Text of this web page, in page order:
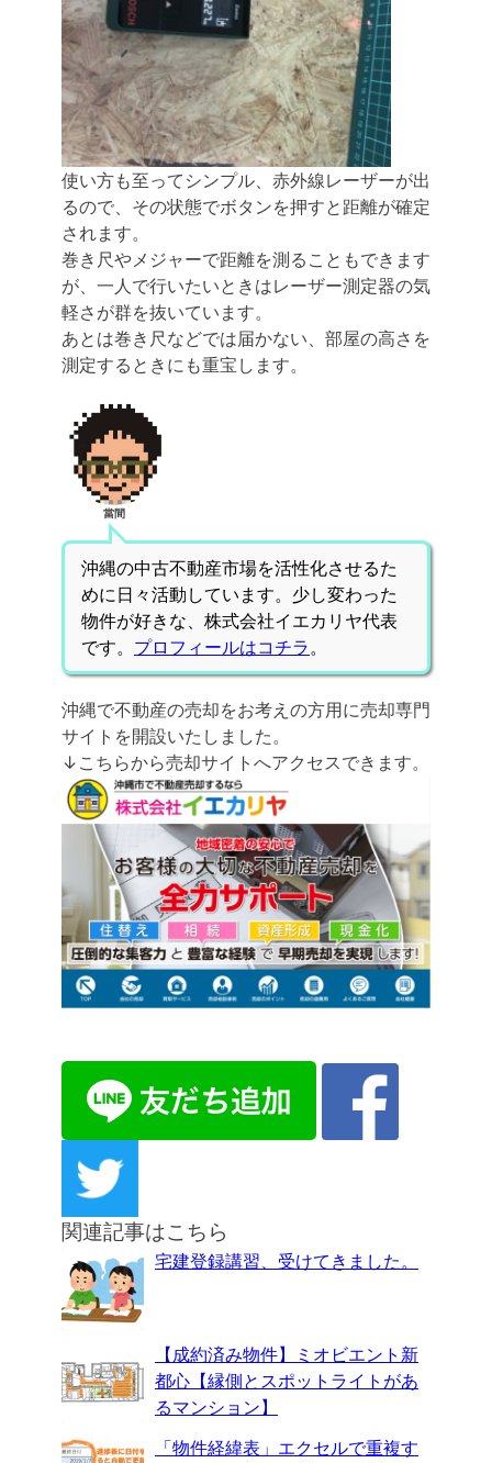
使い方も至ってシンプル、赤外線レーザーが出
るので、その状態でボタンを押すと距離が確定
されます。
巻き尺やメジャーで距離を測ることもできます
が、一人で行いたいときはレーザー測定器の気
軽さが群を抜いています。
あとは巻き尺などでは届かない、部屋の高さを
測定するときにも重宝します。
當間
沖縄の中古不動産市場を活性化させるた
めに日々活動しています。少し変わった
物件が好きな、株式会社イエカリヤ代表
です。 プロフィールはコチラ 。
沖縄で不動産の売却をお考えの方用に売却専門
サイトを開設いたしました。
↓こちらから売却サイトへアクセスできます。
関連記事はこちら
宅建登録講習、受けてきました。
【成約済み物件】ミオビエント新
都心【縁側とスポットライトがあ
るマンション】
「物件経緯表」エクセルで重複す